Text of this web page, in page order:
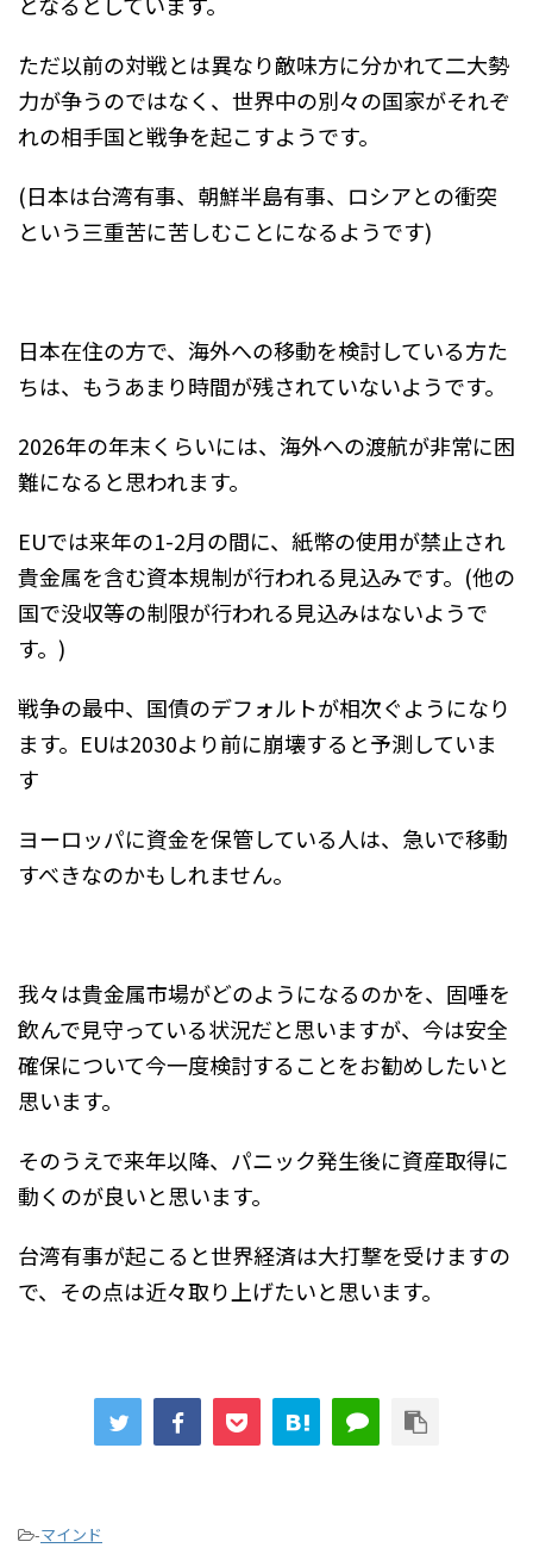
ただ以前の対戦とは異なり敵味方に分かれて二大勢
力が争うのではなく、世界中の別々の国家がそれぞ
れの相手国と戦争を起こすようです。
(日本は台湾有事、朝鮮半島有事、ロシアとの衝突
という三重苦に苦しむことになるようです)
日本在住の方で、海外への移動を検討している方た
ちは、もうあまり時間が残されていないようです。
2026年の年末くらいには、海外への渡航が非常に困
難になると思われます。
EUでは来年の1-2月の間に、紙幣の使用が禁止され
貴金属を含む資本規制が行われる見込みです。(他の
国で没収等の制限が行われる見込みはないようで
す。)
戦争の最中、国債のデフォルトが相次ぐようになり
ます。EUは2030より前に崩壊すると予測していま
す
ヨーロッパに資金を保管している人は、急いで移動
すべきなのかもしれません。
我々は貴金属市場がどのようになるのかを、固唾を
飲んで見守っている状況だと思いますが、今は安全
確保について今一度検討することをお勧めしたいと
思います。
そのうえで来年以降、パニック発生後に資産取得に
動くのが良いと思います。
台湾有事が起こると世界経済は大打撃を受けますの
で、その点は近々取り上げたいと思います。
-マインド